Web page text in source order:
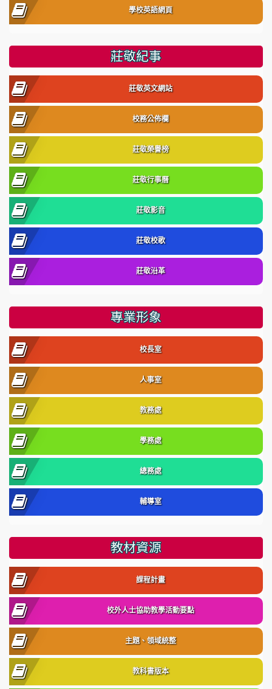
學校英語網頁
莊敬紀事
莊敬英文網站
校務公佈欄
莊敬榮譽榜
莊敬行事曆
莊敬影音
莊敬校歌
莊敬沿革
專業形象
校長室
人事室
教務處
學務處
總務處
輔導室
教材資源
課程計畫
校外人士協助教學活動要點
主題、領域統整
教科書版本